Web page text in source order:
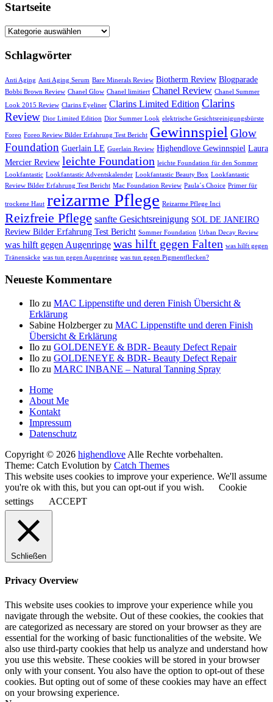
Startseite
Startseite
Schlagwörter
Anti Aging Anti Aging Serum Bare Minerals Review Biotherm Review Blogparade
Bobbi Brown Review Chanel Glow Chanel limitiert Chanel Review Chanel Summer
Look 2015 Review Clarins Eyeliner Clarins Limited Edition Clarins
Review Dior Limited Edition Dior Summer Look elektrische Gesichtsreinigungsbürste
Foreo Foreo Review Bilder Erfahrung Test Bericht Gewinnspiel Glow
Foundation Guerlain LE Guerlain Review Highendlove Gewinnspiel Laura
Mercier Review leichte Foundation leichte Foundation für den Sommer
Lookfantastic Lookfantastic Adventskalender Lookfantastic Beauty Box Lookfantastic
Review Bilder Erfahrung Test Bericht Mac Foundation Review Paula´s Choice Primer für
trockene Haut reizarme Pflege Reizarme Pflege Inci
Reizfreie Pflege sanfte Gesichtsreinigung SOL DE JANEIRO
Review Bilder Erfahrung Test Bericht Sommer Foundation Urban Decay Review
was hilft gegen Augenringe was hilft gegen Falten was hilft gegen
Tränensäcke was tun gegen Augenringe was tun gegen Pigmentflecken?
Neueste Kommentare
Ilo zu MAC Lippenstifte und deren Finish Übersicht &
Erklärung
Sabine Holzbergerzu MAC Lippenstifte und deren Finish
Übersicht & Erklärung
Ilo zu GOLDENEYE & BDR- Beauty Defect Repair
Ilo zu GOLDENEYE & BDR- Beauty Defect Repair
Ilo zu MARC INBANE – Natural Tanning Spray
Seitenfuß-
Menü
Home
About Me
Kontakt
Impressum
Datenschutz
Copyright © 2026 highendlove Alle Rechte vorbehalten.
Theme: Catch Evolution by Catch Themes
This website uses cookies to improve your experience. We'll assume
you're ok with this, but you can opt-out if you wish.
Cookie
settings
ACCEPT
Schließen
Privacy Overview
This website uses cookies to improve your experience while you
navigate through the website. Out of these cookies, the cookies that
are categorized as necessary are stored on your browser as they are
essential for the working of basic functionalities of the website. We
also use third-party cookies that help us analyze and understand how
you use this website. These cookies will be stored in your browser
only with your consent. You also have the option to opt-out of these
cookies. But opting out of some of these cookies may have an effect
on your browsing experience.